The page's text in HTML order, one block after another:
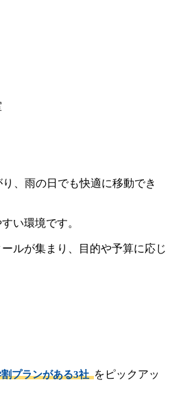
、雨の日でも快適に移動でき
い環境です。
ルが集まり、目的や予算に応じ
プランがある3社 をピックアッ